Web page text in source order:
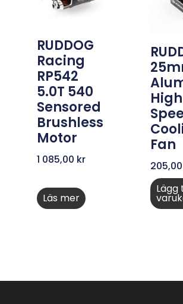
RUDDOG
Racing
RP542
5.0T 540
Sensored
Brushless
Motor
1 085,00 kr
Läs mer
High
Fan
205,00
Lägg